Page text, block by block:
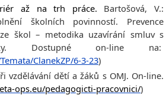
až na trh práce. Bartošová, V.:
školních povinností. Prevence
škol – metodika uzavírání smluv s
Dostupné on-line na:
ClanekZP/6-3-23)
vzdělávání dětí a žáků s OMJ. On-line.
ops.eu/pedagogicti-pracovnici/)